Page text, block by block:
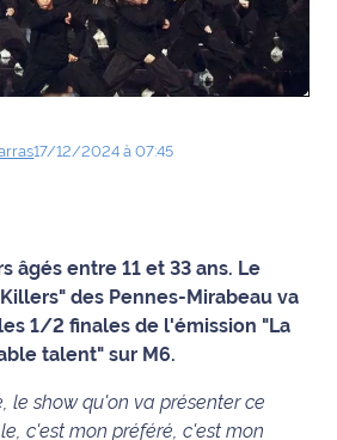
17/12/2024 à 07:45
âgés entre 11 et 33 ans. Le
des Pennes-Mirabeau va
1/2 finales de l'émission "La
talent" sur M6.
le show qu'on va présenter ce
c'est mon préféré, c'est mon